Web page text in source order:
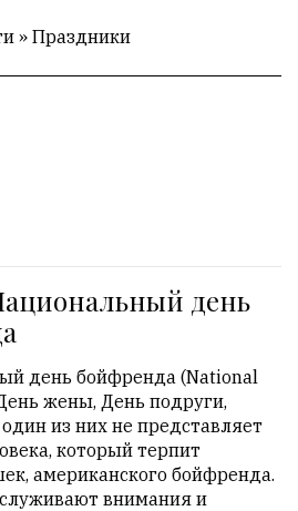
» Праздники
день
день бойфренда (National
жены, День подруги,
из них не представляет
который терпит
американского бойфренда.
внимания и